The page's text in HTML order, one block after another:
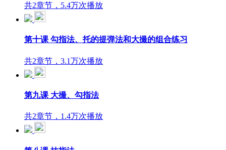
共2章节，5.4万次播放
第十课 勾指法、托的提弹法和大撮的组合练习
共2章节，3.1万次播放
第九课 大撮、勾指法
共2章节，1.4万次播放